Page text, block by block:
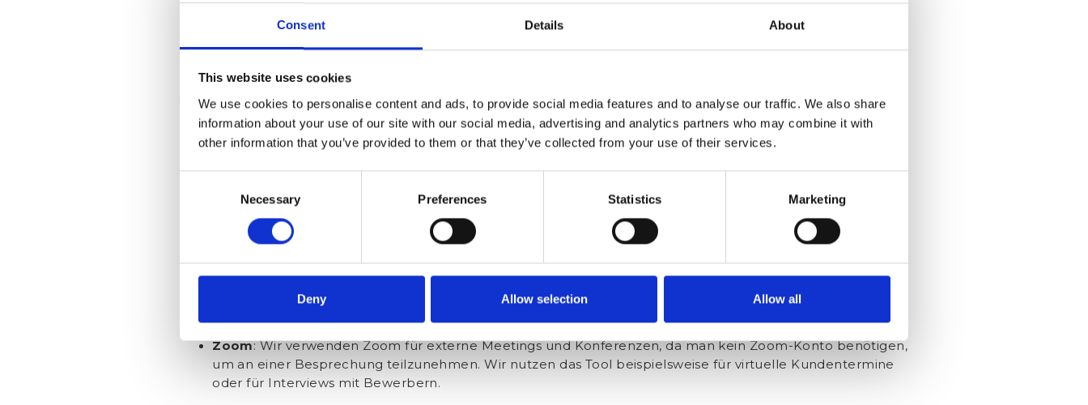
Consent Details About
This website uses cookies
We use cookies to personalise content and ads, to provide social media features and to analyse our traffic. We also share
information about your use of our site with our social media, advertising and analytics partners who may combine it with
other information that you’ve provided to them or that they’ve collected from your use of their services.
Necessary Preferences Statistics Marketing
Deny Allow selection Allow all
die im Laufe der Zeit erstellt wurde, einschließlich Notizen, Roadmaps und Beschreibungen. Wir können ein
Jira-Projekt mit einem dazugehörigen Confluence Space verknüpfen, und unsere Entwickler erhalten mit nur
einem Klick Zugang zu allen relevanten Dokumenten.
Video Conferencing Tools
Videokonferenz-Tools sind unverzichtbar für virtuelle Team Meetings und Besprechungen, sei es um sich über
: Wir verwenden Google Hangouts für unsere täglichen Meetings und 1:1. Da Hangouts Teil von
Googles GSuite ist, können automatisch benutzerdefinierte Links erstellt und zu den Kalendereinladungen
hinzugefügt werden.
Join.me: Unser allererstes virtuelles Firmenmeeting mit rund 90 Mitarbeitern fand mit join.me statt! Es
können Personen zu einer Besprechungen eingeladen werden, ohne dass diese sich extra eine Software
Zoom: Wir verwenden Zoom für externe Meetings und Konferenzen, da man kein Zoom-Konto benötigen,
um an einer Besprechung teilzunehmen. Wir nutzen das Tool beispielsweise für virtuelle Kundentermine
oder für Interviews mit Bewerbern.